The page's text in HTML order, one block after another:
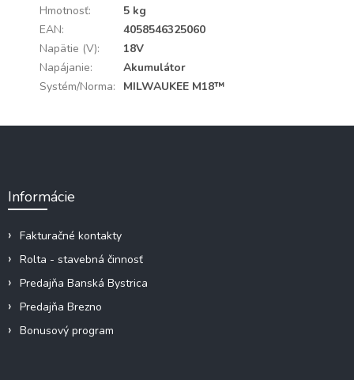
Hmotnosť:
5 kg
EAN:
4058546325060
Napätie (V):
18V
Napájanie:
Akumulátor
Systém/Norma: MILWAUKEE M18™
Informácie
Fakturačné kontakty
Rolta - stavebná činnosť
Predajňa Banská Bystrica
Predajňa Brezno
Bonusový program